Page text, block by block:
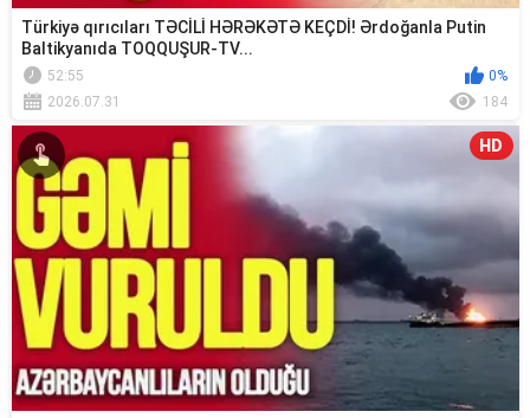
Türkiyə qırıcıları TƏCİLİ HƏRƏKƏTƏ KEÇDİ! Ərdoğanla Putin
Baltikyanıda TOQQUŞUR-TV...
52:55
0%
2026.07.31
184
HD